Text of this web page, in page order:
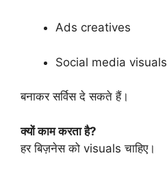
Ads creatives
Social media visuals
बनाकर सर्विस दे सकते हैं।
क्यों काम करता है?
हर बिज़नेस को visuals चाहिए।